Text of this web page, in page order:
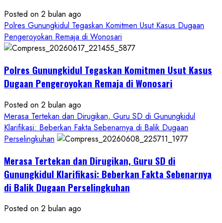
Posted on 2 bulan ago
Polres Gunungkidul Tegaskan Komitmen Usut Kasus Dugaan
Pengeroyokan Remaja di Wonosari
Polres Gunungkidul Tegaskan Komitmen Usut Kasus
Dugaan Pengeroyokan Remaja di Wonosari
Posted on 2 bulan ago
Merasa Tertekan dan Dirugikan, Guru SD di Gunungkidul
Klarifikasi: Beberkan Fakta Sebenarnya di Balik Dugaan
Perselingkuhan
Merasa Tertekan dan Dirugikan, Guru SD di
Gunungkidul Klarifikasi: Beberkan Fakta Sebenarnya
di Balik Dugaan Perselingkuhan
Posted on 2 bulan ago